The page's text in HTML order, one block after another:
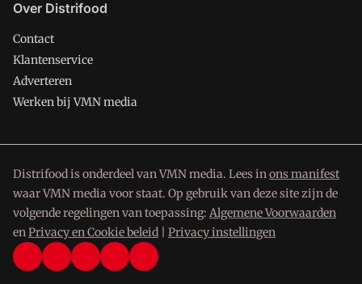
Over Distrifood
Contact
Klantenservice
Adverteren
Werken bij VMN media
Distrifood is onderdeel van VMN media. Lees inons manifest
waar VMN media voor staat. Op gebruik van deze site zijn de
volgende regelingen van toepassing: Algemene Voorwaarden
enPrivacy en Cookie beleid Privacy instellingen